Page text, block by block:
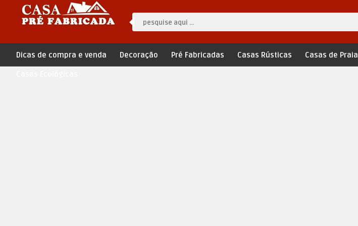
Dicas de compra e venda Decoração Pré Fabricadas Casas Rústicas Casas de Praia